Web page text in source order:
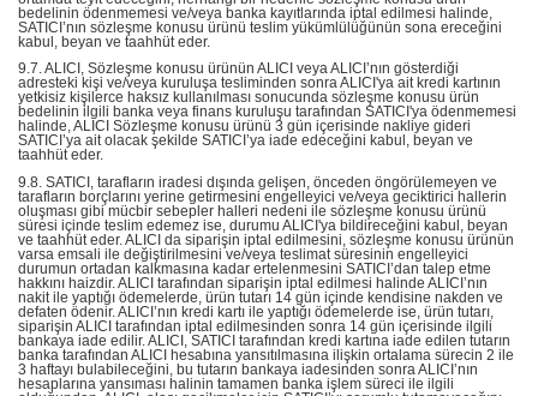
bedelinin ödenmemesi ve/veya banka kayıtlarında iptal edilmesi halinde,
SATICI’nın sözleşme konusu ürünü teslim yükümlülüğünün sona ereceğini
kabul, beyan ve taahhüt eder.
9.7. ALICI, Sözleşme konusu ürünün ALICI veya ALICI’nın gösterdiği
adresteki kişi ve/veya kuruluşa tesliminden sonra ALICI'ya ait kredi kartının
yetkisiz kişilerce haksız kullanılması sonucunda sözleşme konusu ürün
bedelinin ilgili banka veya finans kuruluşu tarafından SATICI'ya ödenmemesi
halinde, ALICI Sözleşme konusu ürünü 3 gün içerisinde nakliye gideri
SATICI’ya ait olacak şekilde SATICI’ya iade edeceğini kabul, beyan ve
taahhüt eder.
9.8. SATICI, tarafların iradesi dışında gelişen, önceden öngörülemeyen ve
tarafların borçlarını yerine getirmesini engelleyici ve/veya geciktirici hallerin
oluşması gibi mücbir sebepler halleri nedeni ile sözleşme konusu ürünü
süresi içinde teslim edemez ise, durumu ALICI'ya bildireceğini kabul, beyan
ve taahhüt eder. ALICI da siparişin iptal edilmesini, sözleşme konusu ürünün
varsa emsali ile değiştirilmesini ve/veya teslimat süresinin engelleyici
durumun ortadan kalkmasına kadar ertelenmesini SATICI’dan talep etme
hakkını haizdir. ALICI tarafından siparişin iptal edilmesi halinde ALICI’nın
nakit ile yaptığı ödemelerde, ürün tutarı 14 gün içinde kendisine nakden ve
defaten ödenir. ALICI’nın kredi kartı ile yaptığı ödemelerde ise, ürün tutarı,
siparişin ALICI tarafından iptal edilmesinden sonra 14 gün içerisinde ilgili
bankaya iade edilir. ALICI, SATICI tarafından kredi kartına iade edilen tutarın
banka tarafından ALICI hesabına yansıtılmasına ilişkin ortalama sürecin 2 ile
3 haftayı bulabileceğini, bu tutarın bankaya iadesinden sonra ALICI’nın
hesaplarına yansıması halinin tamamen banka işlem süreci ile ilgili